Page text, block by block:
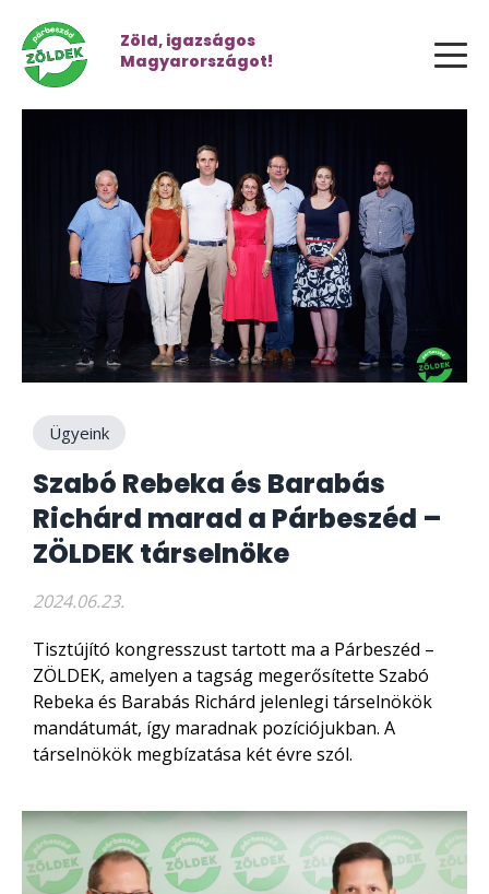
Zöld, igazságos
Magyarországot!
Ügyeink
Szabó Rebeka és Barabás
Richárd marad a Párbeszéd –
ZÖLDEK társelnöke
2024.06.23.
Tisztújító kongresszust tartott ma a Párbeszéd –
ZÖLDEK, amelyen a tagság megerősítette Szabó
Rebeka és Barabás Richárd jelenlegi társelnökök
mandátumát, így maradnak pozíciójukban. A
társelnökök megbízatása két évre szól.